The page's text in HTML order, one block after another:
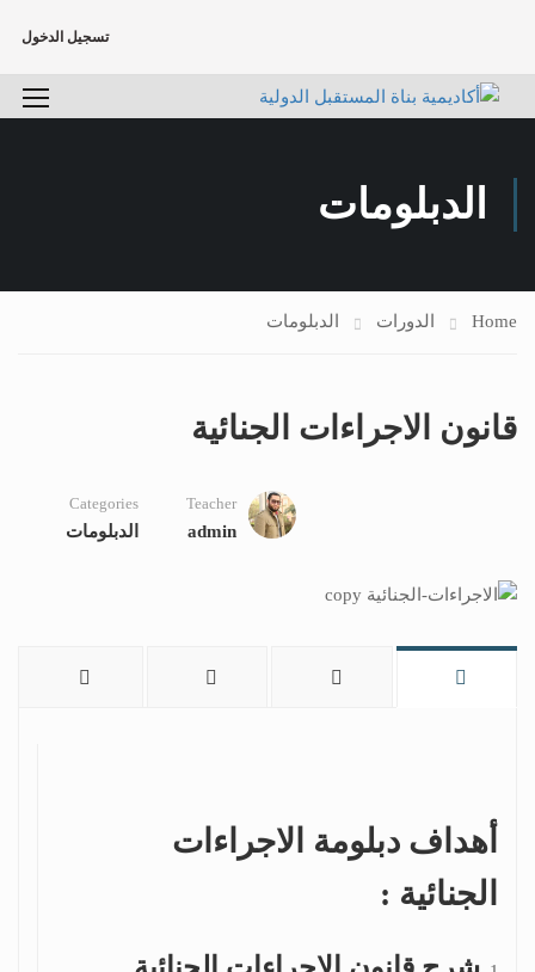
تسجيل الدخول
الدبلومات
Home الدورات الدبلومات
قانون الاجراءات الجنائية
Teacher
admin
Categories
الدبلومات
أهداف دبلومة الاجراءات
الجنائية :